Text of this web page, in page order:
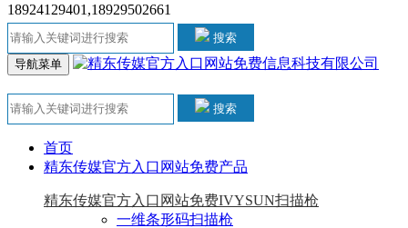
18924129401,18929502661
搜索
导航菜单
搜索
首页
精东传媒官方入口网站免费产品
精东传媒官方入口网站免费IVYSUN扫描枪
一维条形码扫描枪